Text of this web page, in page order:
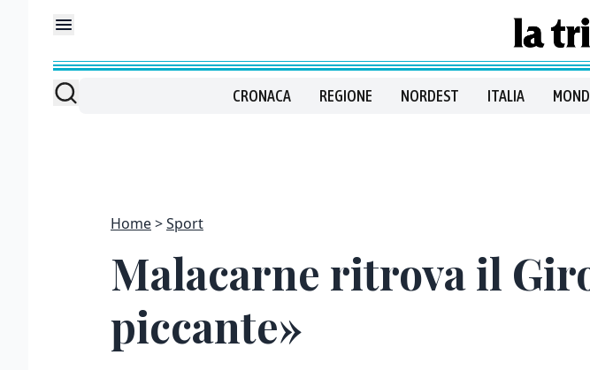
CRONACA REGIONE NORDEST ITALIA
Home Sport
Malacarne ritrova il
piccante»